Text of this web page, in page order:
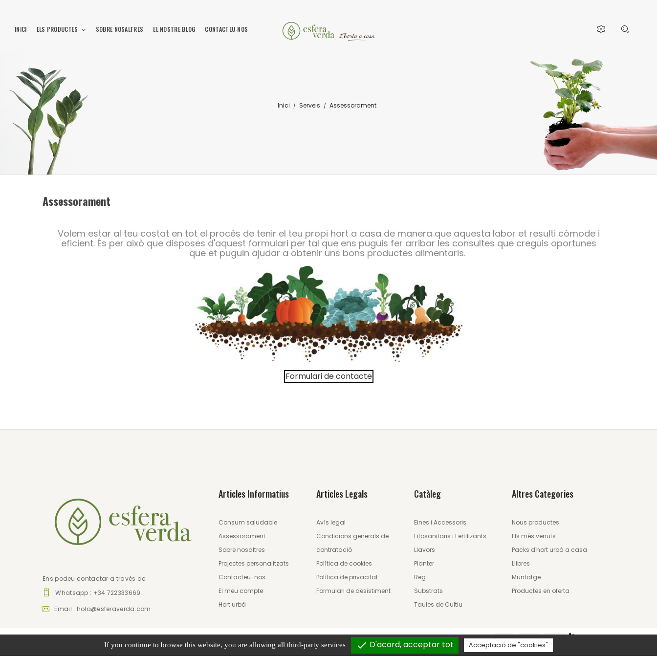
INICI ELS PRODUCTES SOBRE NOSALTRES EL NOSTRE BLOG CONTACTEU-NOS
Inici Serveis Assessorament
Assessorament
Volem estar al teu costat en tot el procés de tenir el teu propi hort a casa de manera que aquesta labor et resulti còmode i
eficient. És per això que disposes d'aquest formulari per tal que ens puguis fer arribar les consultes que creguis oportunes
que et puguin ajudar a obtenir uns bons productes alimentaris.
Formulari de contacte
Ens podeu contactar a través de:
Whatsapp : +34 722333669
Email : hola@esferaverda.com
Articles Informatius
Consum saludable
Assessorament
Sobre nosaltres
Projectes personalitzats
Contacteu-nos
El meu compte
Hort urbà
Articles Legals
Avís legal
Condicions generals de
contratació
Política de cookies
Política de privacitat
Formulari de desistiment
Catàleg
Eines i Accessoris
Fitosanitaris i Fertilizants
Llavors
Planter
Reg
Substrats
Taules de Cultiu
Altres Categories
Nous productes
Els més venuts
Packs d'hort urbà a casa
Llibres
Muntatge
Productes en oferta
If you continue to browse this website, you are allowing all third-party services check D'acord, acceptar tot Acceptació de "cookies"